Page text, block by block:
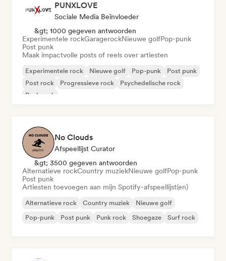
PUNXLOVE
Sociale Media Beïnvloeder
&gt; 1000 gegeven antwoorden
Experimentele rockGaragerockNieuwe golfPop-punk
Post punk
Maak impactvolle posts of reels over artiesten
Experimentele rock Nieuwe golf Pop-punk
Post punk
Post rock
Progressieve rock
Psychedelische rock
Punk rock
No Clouds
Afspeellijst Curator
&gt; 3500 gegeven antwoorden
Alternatieve rockCountry muziekNieuwe golfPop-punk
Post punk
Artiesten toevoegen aan mijn Spotify-afspeellijst(en)
Alternatieve rock Country muziek
Nieuwe golf
Pop-punk
Post punk Punk rock Shoegaze Surf rock